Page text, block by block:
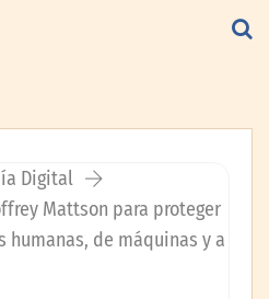
Digital
Mattson para proteger
de máquinas y a